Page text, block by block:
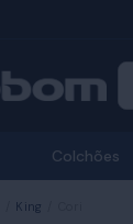
Colchões
King